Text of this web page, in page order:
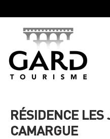
RÉSIDENCE LES
CAMARGUE